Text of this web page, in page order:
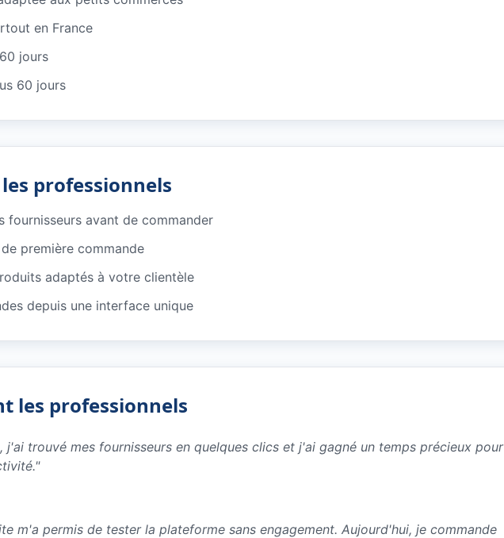
en France
jours
60 jours
professionnels
fournisseurs avant de commander
première commande
adaptés à votre clientèle
depuis une interface unique
les professionnels
j'ai trouvé mes fournisseurs en quelques clics et j'ai gagné un temps précieux pour
"
m'a permis de tester la plateforme sans engagement. Aujourd'hui, je commande